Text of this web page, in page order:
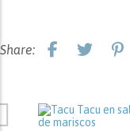
Share: